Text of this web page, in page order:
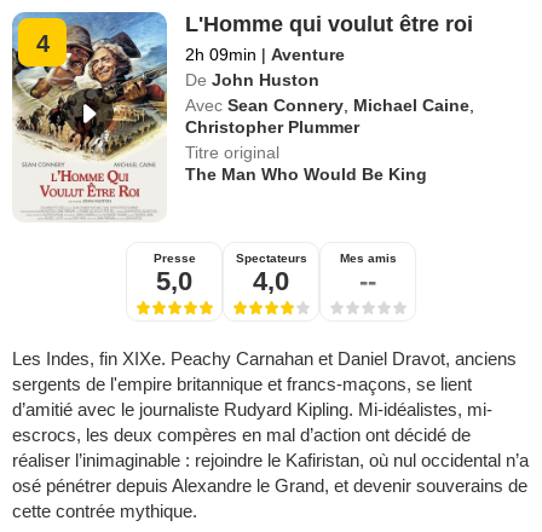
4
L'Homme qui voulut être roi
2h 09min | Aventure
De John Huston
Avec Sean Connery Michael Caine
Christopher Plummer
Titre original
The Man Who Would Be King
Presse
5,0
Spectateurs
4,0
Mes amis
--
Les Indes, fin XIXe. Peachy Carnahan et Daniel Dravot, anciens
sergents de l'empire britannique et francs-maçons, se lient
d’amitié avec le journaliste Rudyard Kipling. Mi-idéalistes, mi-
escrocs, les deux compères en mal d’action ont décidé de
réaliser l’inimaginable : rejoindre le Kafiristan, où nul occidental n’a
osé pénétrer depuis Alexandre le Grand, et devenir souverains de
cette contrée mythique.